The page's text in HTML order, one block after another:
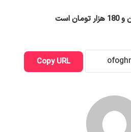
Copy URL